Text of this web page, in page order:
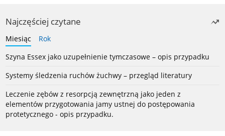
Najczęściej czytane
Miesiąc
Rok
Szyna Essex jako uzupełnienie tymczasowe – opis przypadku
Systemy śledzenia ruchów żuchwy – przegląd literatury
Leczenie zębów z resorpcją zewnętrzną jako jeden z
elementów przygotowania jamy ustnej do postępowania
protetycznego - opis przypadku.